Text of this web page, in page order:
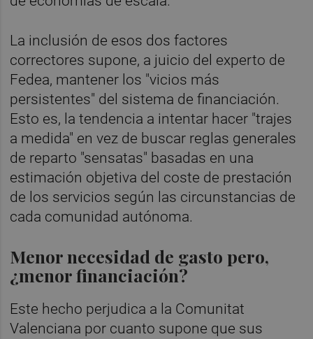
La inclusión de esos dos factores
correctores supone, a juicio del experto de
Fedea, mantener los "vicios más
persistentes" del sistema de financiación.
Esto es, la tendencia a intentar hacer "trajes
a medida" en vez de buscar reglas generales
de reparto "sensatas" basadas en una
estimación objetiva del coste de prestación
de los servicios según las circunstancias de
cada comunidad autónoma.
Menor necesidad de gasto pero,
¿menor financiación?
Este hecho perjudica a la Comunitat
Valenciana por cuanto supone que sus